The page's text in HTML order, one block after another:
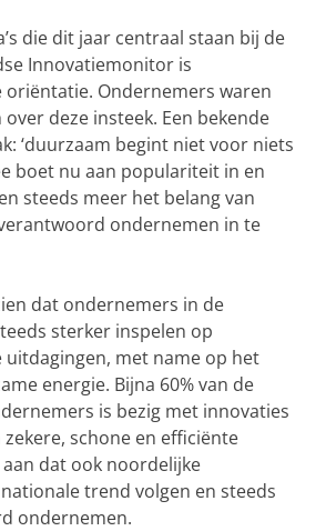
die dit jaar centraal staan bij de
Innovatiemonitor is
oriëntatie. Ondernemers waren
deze insteek. Een bekende
‘duurzaam begint niet voor niets
boet nu aan populariteit in en
steeds meer het belang van
ondernemen in te
dat ondernemers in de
sterker inspelen op
uitdagingen, met name op het
energie. Bijna 60% van de
is bezig met innovaties
schone en efficiënte
dat ook noordelijke
trend volgen en steeds
ondernemen.